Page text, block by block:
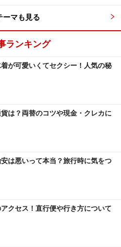
ーマも見る
ランキング
が可愛いくてセクシー！人気の秘
は？両替のコツや現金・クレカに
は悪いって本当？旅行時に気をつ
クセス！直行便や行き方について